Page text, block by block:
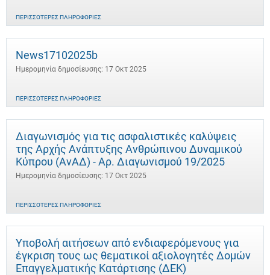
ΠΕΡΙΣΣΌΤΕΡΕΣ ΠΛΗΡΟΦΟΡΊΕΣ
News17102025b
Ημερομηνία δημοσίευσης: 17 Οκτ 2025
ΠΕΡΙΣΣΌΤΕΡΕΣ ΠΛΗΡΟΦΟΡΊΕΣ
Διαγωνισμός για τις ασφαλιστικές καλύψεις
της Αρχής Ανάπτυξης Ανθρώπινου Δυναμικού
Κύπρου (ΑνΑΔ) - Αρ. Διαγωνισμού 19/2025
Ημερομηνία δημοσίευσης: 17 Οκτ 2025
ΠΕΡΙΣΣΌΤΕΡΕΣ ΠΛΗΡΟΦΟΡΊΕΣ
Υποβολή αιτήσεων από ενδιαφερόμενους για
έγκριση τους ως θεματικοί αξιολογητές Δομών
Επαγγελματικής Κατάρτισης (ΔΕΚ)